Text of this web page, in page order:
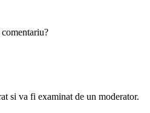
si va fi examinat de un moderator.